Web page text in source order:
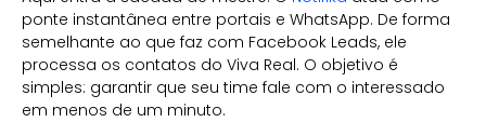
ponte instantânea entre portais e WhatsApp. De forma
semelhante ao que faz com Facebook Leads, ele
processa os contatos do Viva Real. O objetivo é
simples: garantir que seu time fale com o interessado
em menos de um minuto.